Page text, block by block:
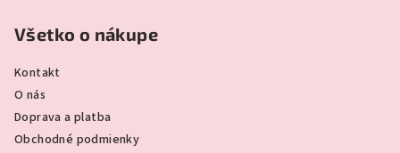
Všetko o nákupe
Kontakt
O nás
Doprava a platba
Obchodné podmienky